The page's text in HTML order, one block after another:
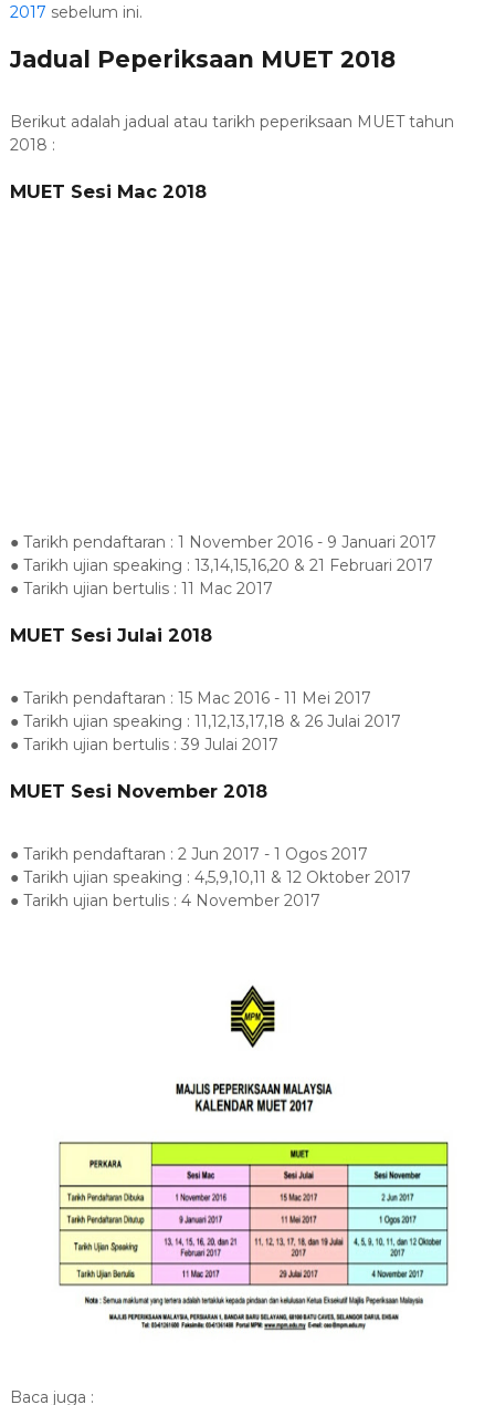
2017 sebelum ini.
Jadual Peperiksaan MUET 2018
Berikut adalah jadual atau tarikh peperiksaan MUET tahun
2018 :
MUET Sesi Mac 2018
● Tarikh pendaftaran : 1 November 2016 - 9 Januari 2017
● Tarikh ujian speaking : 13,14,15,16,20 & 21 Februari 2017
● Tarikh ujian bertulis : 11 Mac 2017
MUET Sesi Julai 2018
● Tarikh pendaftaran : 15 Mac 2016 - 11 Mei 2017
● Tarikh ujian speaking : 11,12,13,17,18 & 26 Julai 2017
● Tarikh ujian bertulis : 39 Julai 2017
MUET Sesi November 2018
● Tarikh pendaftaran : 2 Jun 2017 - 1 Ogos 2017
● Tarikh ujian speaking : 4,5,9,10,11 & 12 Oktober 2017
● Tarikh ujian bertulis : 4 November 2017
Baca juga :